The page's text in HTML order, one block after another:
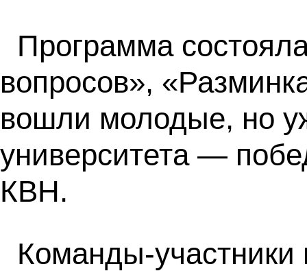
Программа
вопросов»,
вошли молодые, но
университета —
КВН.
Команды-